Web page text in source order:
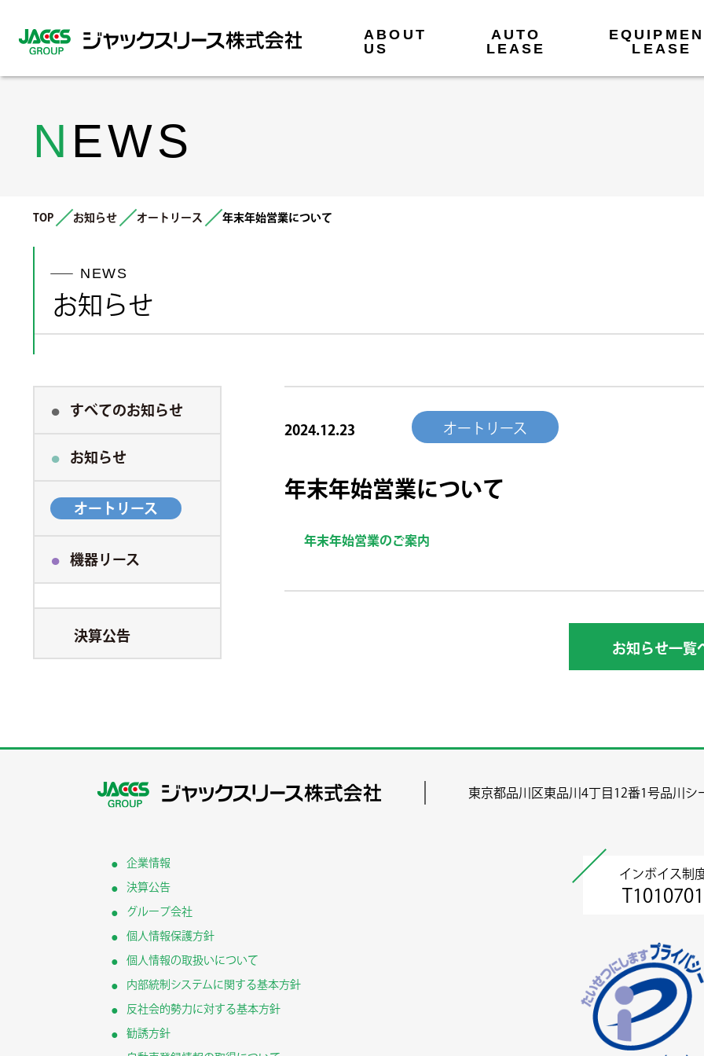
ABOUT
US
AUTO
LEASE
オートリース事業
LEASE
機器リース事業
オークション事業
N EWS
TOP お知らせ オートリース 年末年始営業について
NEWS
お知らせ
すべてのお知らせ
お知らせ
オートリース
機器リース
決算公告
2024.12.23 オートリース
年末年始営業について
年末年始営業のご案内
お知らせ一覧
東京都品川区東品川4丁目12番1号品川シ
企業情報
決算公告
グループ会社
個人情報保護方針
個人情報の取扱いについて
内部統制システムに関する基本方針
反社会的勢力に対する基本方針
勧誘方針
インボイス制